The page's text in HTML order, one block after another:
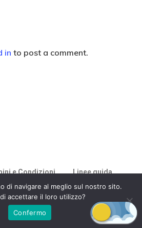
in to post a comment.
e Condizioni Linee guida
Cookie Policy
di navigare al meglio sul nostro sito.
accettare il loro utilizzo?
Confermo